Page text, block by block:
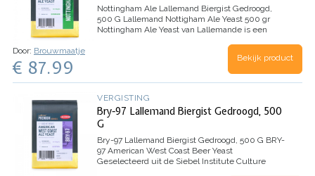
Nottingham Ale Lallemand Biergist Gedroogd,
500 G Lallemand Nottigham Ale Yeast 500 gr
Nottingham Ale Yeast van Lallemande is een
betrouwbare vergisting. Deze biergist is…
Door: Brouwmaatje
€ 87.99 Bekijk product
VERGISTING
Bry-97 Lallemand Biergist Gedroogd, 500
G
Bry-97 Lallemand Biergist Gedroogd, 500 G BRY-
97 American West Coast Beer Yeast
Geselecteerd uit de Siebel Institute Culture